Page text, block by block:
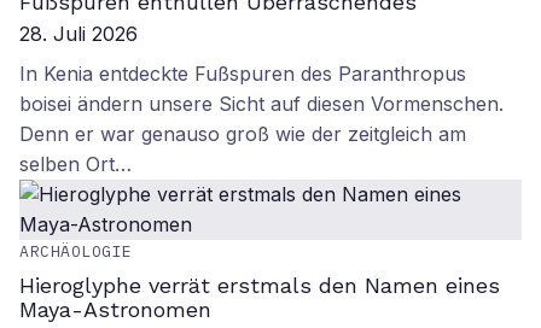
28. Juli 2026
In Kenia entdeckte Fußspuren des Paranthropus
boisei ändern unsere Sicht auf diesen Vormenschen.
Denn er war genauso groß wie der zeitgleich am
selben Ort…
ARCHÄOLOGIE
Hieroglyphe verrät erstmals den Namen eines
Maya-Astronomen